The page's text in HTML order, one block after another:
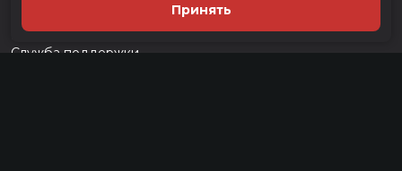
Новости и акции
Служба поддержки
Принять